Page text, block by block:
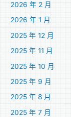
2026 年 2 月
2026 年 1 月
2025 年 12 月
2025 年 11 月
2025 年 10 月
2025 年 9 月
2025 年 8 月
2025 年 7 月